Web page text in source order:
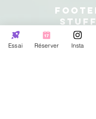
STUFF
Essai Réserver Insta